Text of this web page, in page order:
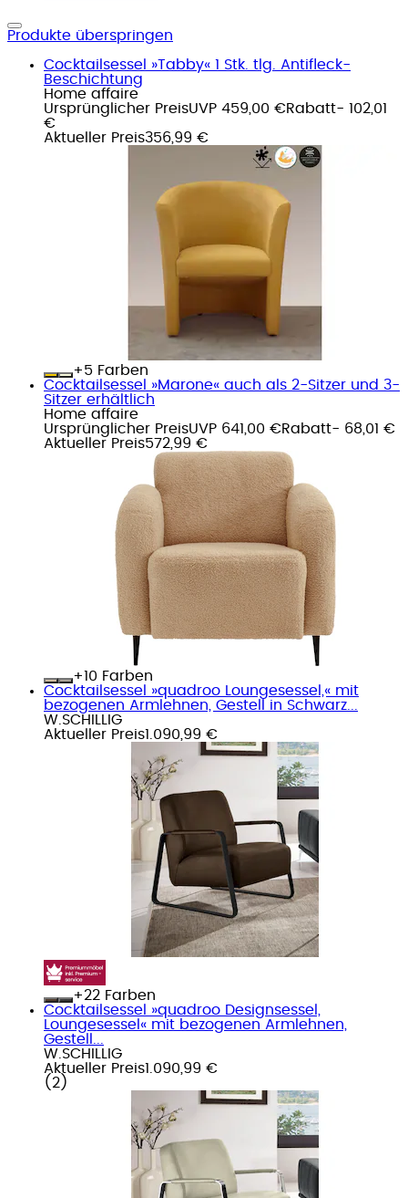
Produkte überspringen
Cocktailsessel »Tabby« 1 Stk. tlg. Antifleck-
Beschichtung
Home affaire
Ursprünglicher PreisUVP 459,00 €Rabatt- 102,01
€
Aktueller Preis356,99 €
+
Farben
Cocktailsessel »Marone« auch als 2-Sitzer und 3-
Sitzer erhältlich
Home affaire
Ursprünglicher PreisUVP 641,00 €Rabatt- 68,01 €
Aktueller Preis572,99 €
+
Farben
Cocktailsessel »quadroo Loungesessel,« mit
bezogenen Armlehnen, Gestell in Schwarz...
W.SCHILLIG
Aktueller Preis1.090,99 €
+
Farben
Cocktailsessel »quadroo Designsessel,
Loungesessel« mit bezogenen Armlehnen,
Gestell...
W.SCHILLIG
Aktueller Preis1.090,99 €
( 2 )